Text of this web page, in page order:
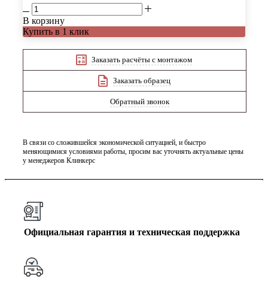
В корзину
Купить в 1 клик
Заказать расчёты с монтажом
Заказать образец
Обратный звонок
В связи со сложившейся экономической ситуацией, и быстро
меняющимися условиями работы, просим вас уточнять актуальные цены
у менеджеров Клинкерс
Официальная гарантия и техническая поддержка